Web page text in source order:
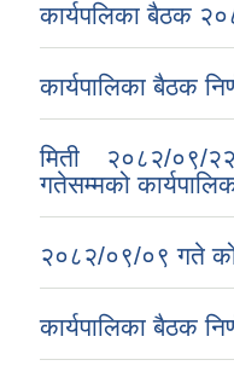
कार्यपलिका बैठक
कार्यपालिका बैठक
मिती २०८२/
गतेसम्मको
२०८२/०९/०९ गते को
कार्यपालिका बैठक